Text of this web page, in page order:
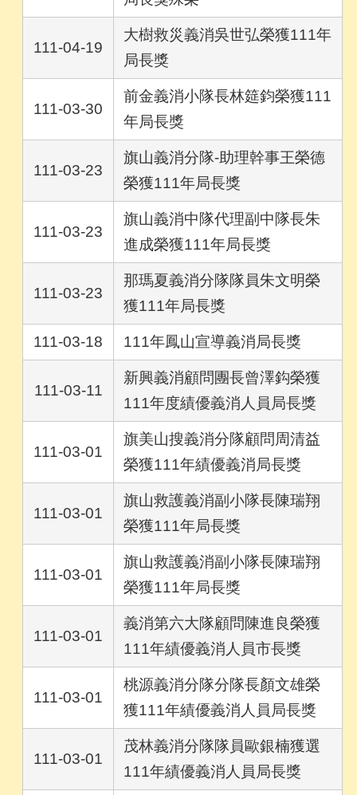
111-04-19
大樹救災義消吳世弘榮獲111年
局長獎
111-03-30
前金義消小隊長林筵鈞榮獲111
年局長獎
111-03-23
旗山義消分隊-助理幹事王榮德
榮獲111年局長獎
111-03-23
旗山義消中隊代理副中隊長朱
進成榮獲111年局長獎
111-03-23
那瑪夏義消分隊隊員朱文明榮
獲111年局長獎
111-03-18 111年鳳山宣導義消局長獎
111-03-11
新興義消顧問團長曾澤鈎榮獲
111年度績優義消人員局長獎
111-03-01
旗美山搜義消分隊顧問周清益
榮獲111年績優義消局長獎
111-03-01
旗山救護義消副小隊長陳瑞翔
榮獲111年局長獎
111-03-01
旗山救護義消副小隊長陳瑞翔
榮獲111年局長獎
111-03-01
義消第六大隊顧問陳進良榮獲
111年績優義消人員市長獎
111-03-01
桃源義消分隊分隊長顏文雄榮
獲111年績優義消人員局長獎
111-03-01
茂林義消分隊隊員歐銀楠獲選
111年績優義消人員局長獎